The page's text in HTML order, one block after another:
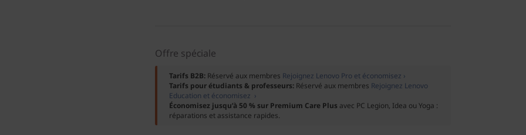
Offre spéciale
Tarifs B2B: Réservé aux membres Rejoignez Lenovo Pro et économisez ›
Tarifs pour étudiants & professeurs: Réservé aux membres Rejoignez Lenovo
Education et économisez ›
Économisez jusqu’à 50 % sur Premium Care Plus avec PC Legion, Idea ou Yoga :
réparations et assistance rapides.